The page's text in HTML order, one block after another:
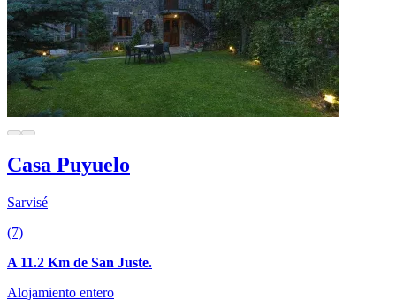
Casa Puyuelo
Sarvisé
(7)
A 11.2 Km de San Juste.
Alojamiento entero